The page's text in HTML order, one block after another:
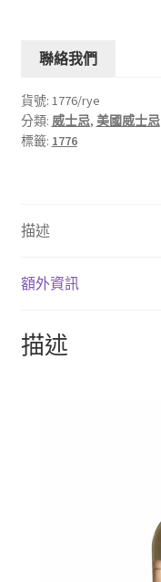
聯絡我們
貨號: 1776/rye
分類: 威士忌, 美國威士忌
標籤: 1776
描述
額外資訊
描述